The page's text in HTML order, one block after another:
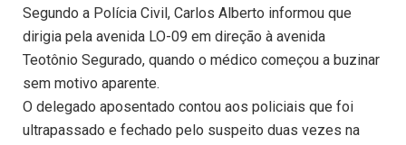
Segundo a Polícia Civil, Carlos Alberto informou que
dirigia pela avenida LO-09 em direção à avenida
Teotônio Segurado, quando o médico começou a buzinar
sem motivo aparente.
O delegado aposentado contou aos policiais que foi
ultrapassado e fechado pelo suspeito duas vezes na